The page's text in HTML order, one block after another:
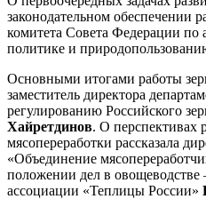
законодательном обеспечении
комитета Совета Федерации по
политике и
Основными итогами работы
заместитель директора
регулированию Российского
Хайретдинов. О перспективах
мясопереработки рассказала
«Объединение
положении дел в овощеводстве
ассоциации «Теплицы России»